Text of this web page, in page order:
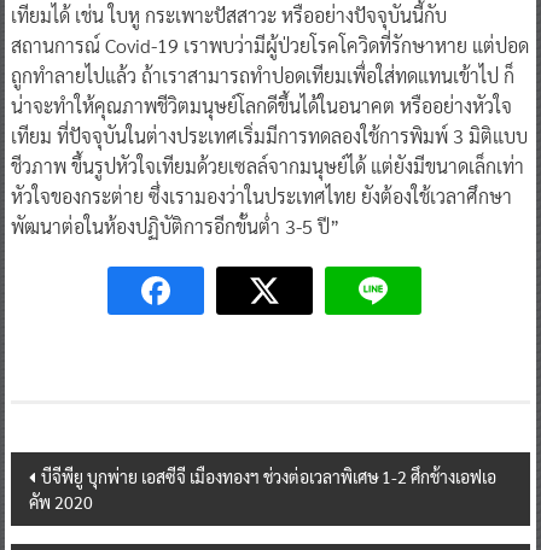
เทียมได้ เช่น ใบหู กระเพาะปัสสาวะ หรืออย่างปัจจุบันนี้กับ
สถานการณ์ Covid-19 เราพบว่ามีผู้ป่วยโรคโควิดที่รักษาหาย แต่ปอด
ถูกทำลายไปแล้ว ถ้าเราสามารถทำปอดเทียมเพื่อใส่ทดแทนเข้าไป ก็
น่าจะทำให้คุณภาพชีวิตมนุษย์โลกดีขึ้นได้ในอนาคต หรืออย่างหัวใจ
เทียม ที่ปัจจุบันในต่างประเทศเริ่มมีการทดลองใช้การพิมพ์ 3 มิติแบบ
ชีวภาพ ขึ้นรูปหัวใจเทียมด้วยเซลล์จากมนุษย์ได้ แต่ยังมีขนาดเล็กเท่า
หัวใจของกระต่าย ซึ่งเรามองว่าในประเทศไทย ยังต้องใช้เวลาศึกษา
พัฒนาต่อในห้องปฏิบัติการอีกขั้นตํ่า 3-5 ปี”
Post
navigation
บีจีพียู บุกพ่าย เอสซีจี เมืองทองฯ ช่วงต่อเวลาพิเศษ 1-2 ศึกช้างเอฟเอ
คัพ 2020